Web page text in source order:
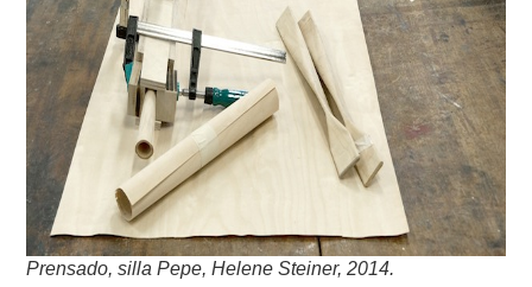
Prensado, silla Pepe, Helene Steiner, 2014.